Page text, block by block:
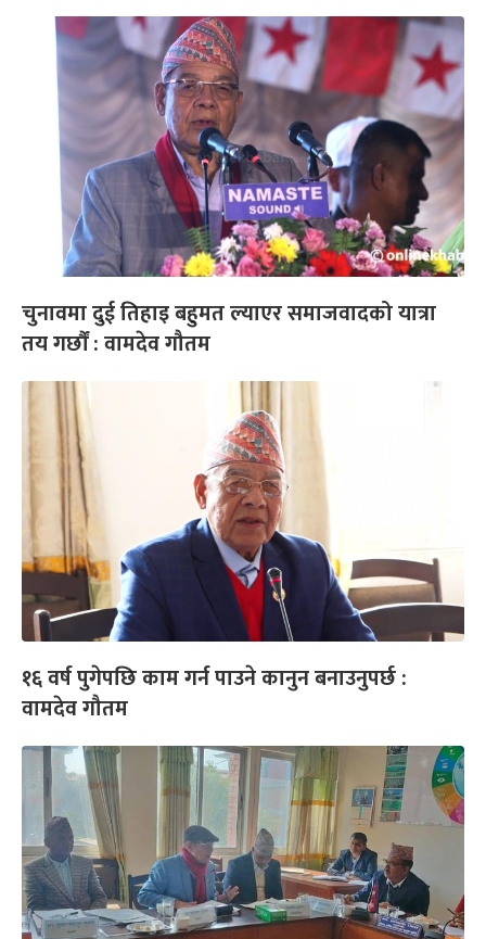
चुनावमा दुई तिहाइ बहुमत ल्याएर समाजवादको यात्रा
तय गर्छौं : वामदेव गौतम
१६ वर्ष पुगेपछि काम गर्न पाउने कानुन बनाउनुपर्छ :
वामदेव गौतम